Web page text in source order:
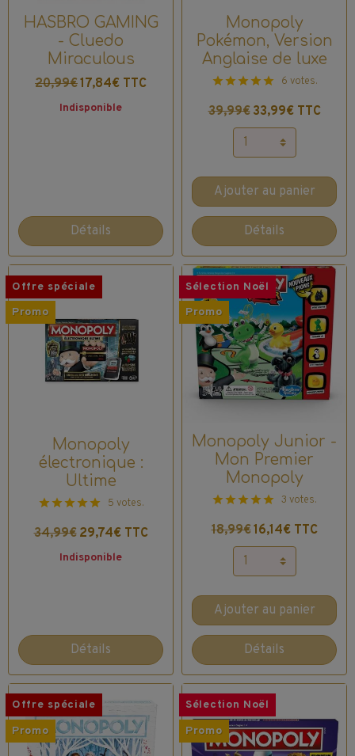
HASBRO GAMING
- Cluedo
Miraculous
20,99€17,84€ TTC
Indisponible
Détails
Monopoly
Pokémon, Version
Anglaise de luxe
6 votes.
39,99€ 33,99€ TTC
Ajouter au panier
Détails
Offre spéciale
Promo
Monopoly
électronique :
Ultime
5 votes.
34,99€ 29,74€ TTC
Indisponible
Détails
Sélection Noël
Promo
Monopoly Junior -
Mon Premier
Monopoly
3 votes.
18,99€16,14€ TTC
Ajouter au panier
Détails
Offre spéciale
Promo
Sélection Noël
Promo